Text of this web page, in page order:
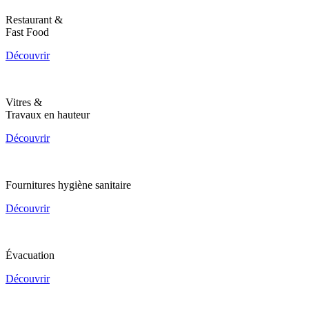
Restaurant &
Fast Food
Découvrir
Vitres &
Travaux en hauteur
Découvrir
Fournitures hygiène sanitaire
Découvrir
Évacuation
Découvrir